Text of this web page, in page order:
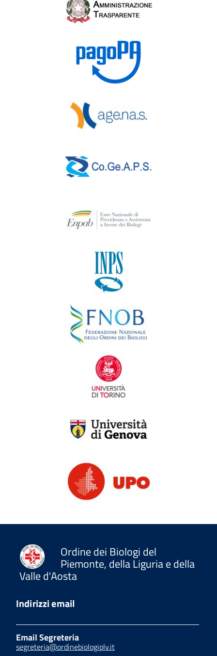
Ordine dei Biologi del
Piemonte, della Liguria e della
Valle d'Aosta
Indirizzi email
Email Segreteria
segreteria@ordinebiologiplv.it